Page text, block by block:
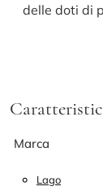
delle doti di
Marca
Lago